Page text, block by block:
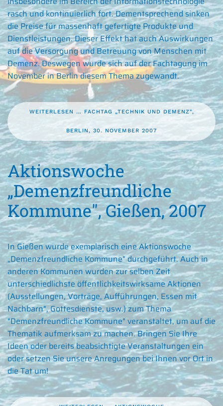
rasch und kontinuierlich fort. Dementsprechend sinken
die Preise für massenhaft gefertigte Produkte und
Dienstleistungen. Dieser Effekt hat auch Auswirkungen
auf die Versorgung und Betreuung von Menschen mit
Demenz. Deswegen wurde sich auf der Fachtagung im
November in Berlin diesem Thema zugewandt.
WEITERLESEN … FACHTAG „TECHNIK UND DEMENZ",
BERLIN, 30. NOVEMBER 2007
Aktionswoche
„Demenzfreundliche
Kommune", Gießen, 2007
In Gießen wurde exemplarisch eine Aktionswoche
„Demenzfreundliche Kommune" durchgeführt. Auch in
anderen Kommunen wurden zur selben Zeit
unterschiedlichste öffentlichkeitswirksame Aktionen
(Ausstellungen, Vorträge, Aufführungen, Essen mit
Nachbarn", Gottesdienste, usw.) zum Thema
"Demenzfreundliche Kommune" veranstaltet, um auf die
Thematik aufmerksam zu machen. Bringen Sie Ihre
Ideen oder bereits beabsichtigte Veranstaltungen ein
oder setzen Sie unsere Anregungen bei Ihnen vor Ort in
die Tat um!